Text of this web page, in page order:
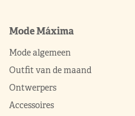
Mode Máxima
Mode algemeen
Outfit van de maand
Ontwerpers
Accessoires